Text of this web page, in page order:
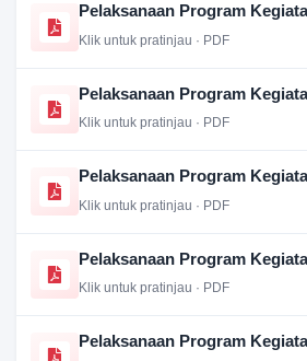
Pelaksanaan Program
Klik untuk pratinjau · PDF
Pelaksanaan Program
Klik untuk pratinjau · PDF
Pelaksanaan Program
Klik untuk pratinjau · PDF
Pelaksanaan Program
Klik untuk pratinjau · PDF
Pelaksanaan Program